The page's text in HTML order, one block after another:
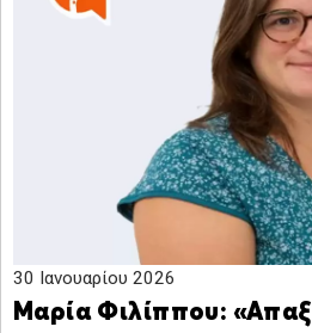
30 Ιανουαρίου 2026
Μαρία Φιλίππου: